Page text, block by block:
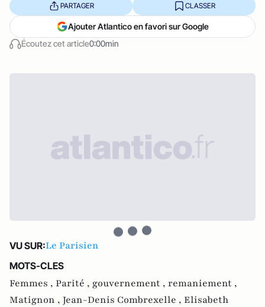
Écoutez cet article0:00min
PARTAGER CLASSER
Ajouter Atlantico en favori sur Google
VU SUR:Le Parisien
MOTS-CLES
Femmes , Parité , gouvernement , remaniement ,
Matignon , Jean-Denis Combrexelle , Elisabeth